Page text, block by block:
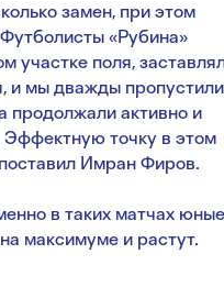
замен, при этом
«Рубина»
участке поля,
и мы дважды
продолжали активно и
Эффектную точку в этом
Имран Фиров.
в таких матчах юные
максимуме и растут.